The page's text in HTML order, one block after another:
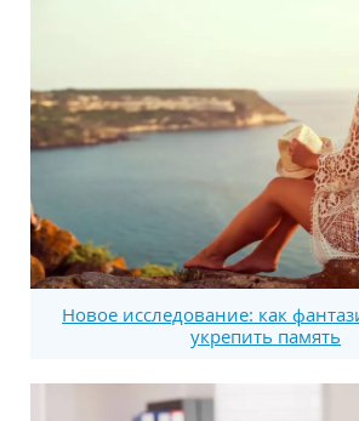
Новое исследование: как
укрепить память